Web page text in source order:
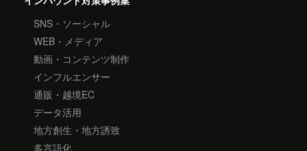
SNS・ソーシャル
WEB・メディア
動画・コンテンツ制作
インフルエンサー
通販・越境EC
データ活用
地方創生・地方誘致
多言語化